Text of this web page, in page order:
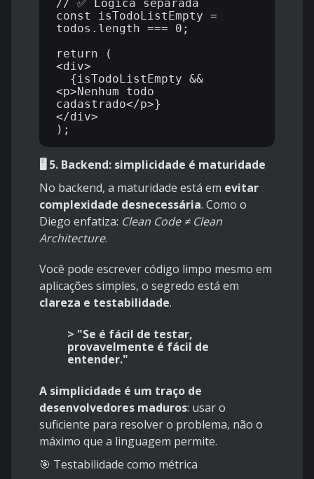
// ✅ Lógica separada
const isTodoListEmpty =
todos.length === 0;
return (
<div>
<p>Nenhum todo
cadastrado</p>}
</div>
🖥️ 5. Backend: simplicidade é maturidade
No backend, a maturidade está em evitar
complexidade desnecessária. Como o
Diego enfatiza: Clean Code ≠ Clean
Architecture.
Você pode escrever código limpo mesmo em
aplicações simples, o segredo está em
clareza e testabilidade.
> "Se é fácil de testar,
provavelmente é fácil de
entender."
A simplicidade é um traço de
desenvolvedores maduros: usar o
suficiente para resolver o problema, não o
máximo que a linguagem permite.
🎯 Testabilidade como métrica